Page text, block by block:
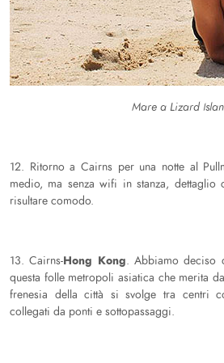
Mare a Lizard
12. Ritorno a Cairns per una notte al
medio, ma senza wifi in stanza, dettaglio
risultare comodo.
13. Cairns-Hong Kong. Abbiamo deciso
questa folle metropoli asiatica che merita
frenesia della città si svolge tra centri
collegati da ponti e sottopassaggi.